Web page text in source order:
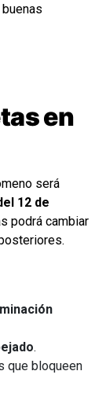
en
será
12 de
podrá cambiar
.
que bloqueen